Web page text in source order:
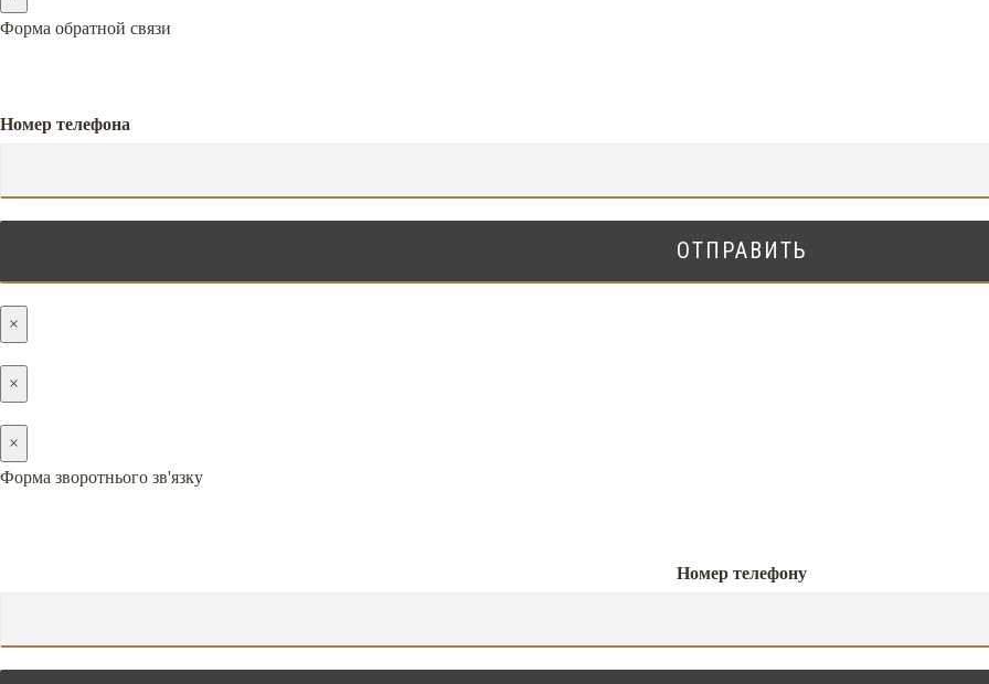
Форма обратной связи
Номер телефона
×
×
×
Форма зворотнього зв'язку
Номер телефону